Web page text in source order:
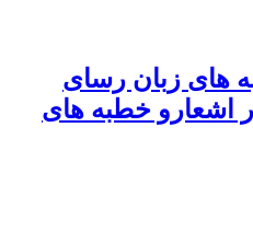
های زبان رسای
اشعارو خطبه های